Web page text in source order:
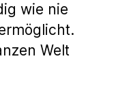
wie nie
Welt